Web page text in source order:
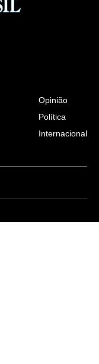
Opinião
Política
Internacional